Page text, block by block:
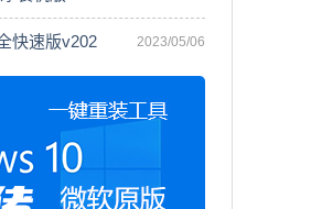
快速版v202 2023/05/06